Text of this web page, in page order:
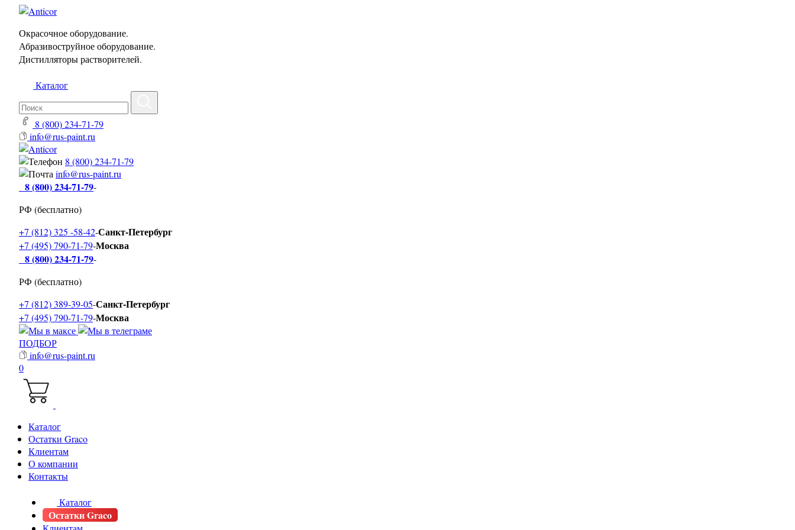
Окрасочное оборудование.
Абразивоструйное оборудование.
Дистилляторы растворителей.
Каталог
8 (800) 234-71-79
info@rus-paint.ru
8 (800) 234-71-79
info@rus-paint.ru
8 (800) 234-71-79-
РФ (бесплатно)
+7 (812) 325 -58-42-Санкт-Петербург
+7 (495) 790-71-79-Москва
8 (800) 234-71-79-
РФ (бесплатно)
+7 (812) 389-39-05-Санкт-Петербург
+7 (495) 790-71-79-Москва
ПОДБОР
info@rus-paint.ru
0
Каталог
Остатки Graco
Клиентам
О компании
Контакты
Каталог
Остатки Graco